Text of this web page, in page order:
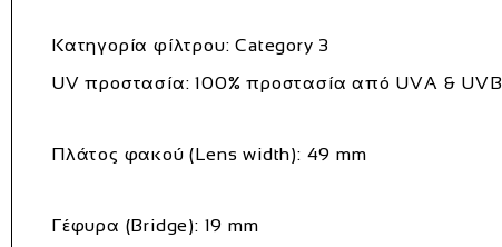
Κατηγορία φίλτρου: Category 3
UV προστασία: 100% προστασία από UVA & UVB
Πλάτος φακού (Lens width): 49 mm
Γέφυρα (Bridge): 19 mm